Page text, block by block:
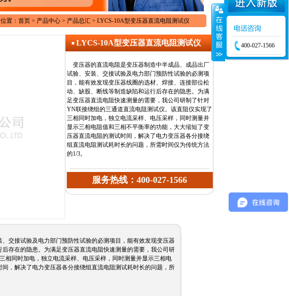
置：首页 > 产品中心 > 产品总汇 > LYCS-10A型变压器直流电阻测试仪
LYCS-10A型变压器直流电阻测试仪
变压器的直流电阻是变压器制造中半成品、成品出厂
试验、安装、交接试验及电力部门预防性试验的必测项
目，能有效发现变压器线圈的选材、焊接、连接部位松
动、缺股、断线等制造缺陷和运行后存在的隐患。为满
足变压器直流电阻快速测量的需要，我公司研制了针对
YN联接绕组的三通道直流电阻测试仪。该直阻仪实现了
三相同时加电，独立电流采样、电压采样，同时测量并
显示三相电阻值和三相不平衡率的功能，大大缩短了变
压器直流电阻的测试时间，解决了电力变压器各分接绕
组直流电阻测试耗时长的问题，所需时间仅为传统方法
的1/3。
服务热线：400-027-1566
交接试验及电力部门预防性试验的必测项目，能有效发现变压器
存在的隐患。为满足变压器直流电阻快速测量的需要，我公司研
相同时加电，独立电流采样、电压采样，同时测量并显示三相电
，解决了电力变压器各分接绕组直流电阻测试耗时长的问题，所
400-027-1566